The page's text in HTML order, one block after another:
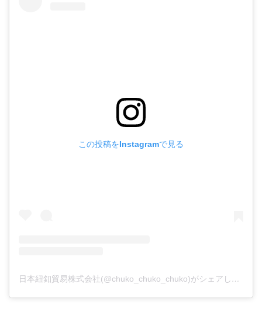
この投稿をInstagramで見る
日本紐釦貿易株式会社(@chuko_chuko_chuko)がシェアした投稿